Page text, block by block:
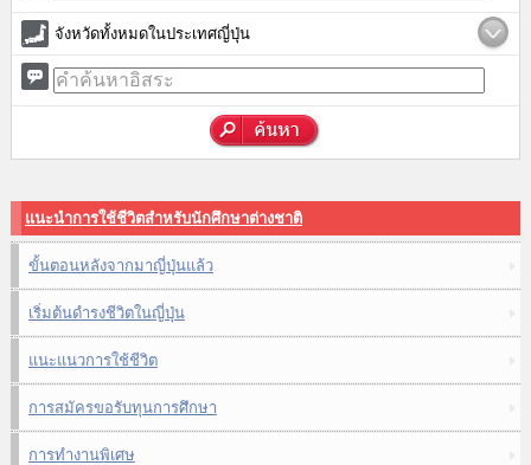
จังหวัดทั้งหมดในประเทศญี่ปุ่น
แนะนำการใช้ชีวิตสำหรับนักศึกษาต่างชาติ
ขั้นตอนหลังจากมาญี่ปุ่นแล้ว
เริ่มต้นดำรงชีวิตในญี่ปุ่น
แนะแนวการใช้ชีวิต
การสมัครขอรับทุนการศึกษา
การทำงานพิเศษ